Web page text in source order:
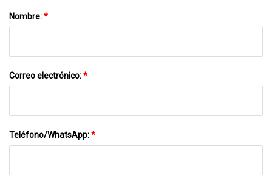
Nombre:*
Correo electrónico:*
Teléfono/WhatsApp:*